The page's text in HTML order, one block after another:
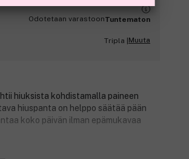
Odotetaan varastoonTuntematon
Tripla | Muuta
hiuksista kohdistamalla paineen
hiuspanta on helppo säätää pään
koko päivän ilman epämukavaa